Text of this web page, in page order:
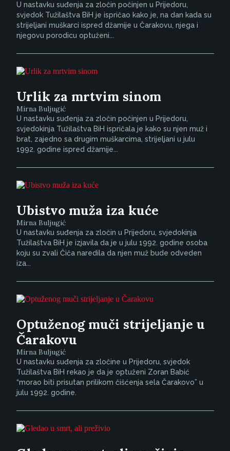
U nastavku suđenja za zločin počinjen u Prijedoru,
svjedok Tužilaštva BiH je ispričao kako je, na dan kada su
strijeljani muškarci ispred džamije u Čarakovu, njega i
njegovu porodicu optuženi...
Urlik za mrtvim sinom
Mirna Buljugić
U nastavku suđenja za zločin počinjen u Prijedoru,
svjedokinja Tužilaštva BiH ispričala je kako su njen muž i
brat, zajedno sa drugim muškarcima, strijeljani u julu
1992. godine ispred džamije...
Ubistvo muža iza kuće
Mirna Buljugić
U nastavku suđenja za zločin u Prijedoru, svjedokinja
Tužilaštva BiH je izjavila da je u julu 1992. godine osoba
koju su zvali Čiča naredila da njen muž bude odveden
iza...
Optuženog muči strijeljanje u
Čarakovu
Mirna Buljugić
U nastavku suđenja za zločine u Prijedoru, svjedok
Tužilaštva BiH rekao je da je optuženi Zoran Babić
“morao biti prisutan prilikom čišćenja sela Čarakovo” u
julu 1992. godine.